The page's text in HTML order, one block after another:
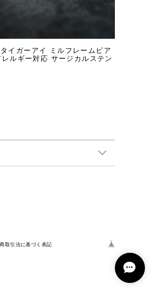
イガーアイ ミルフレームピア
ルギー対応 サージカルステン
取引法に基づく表記